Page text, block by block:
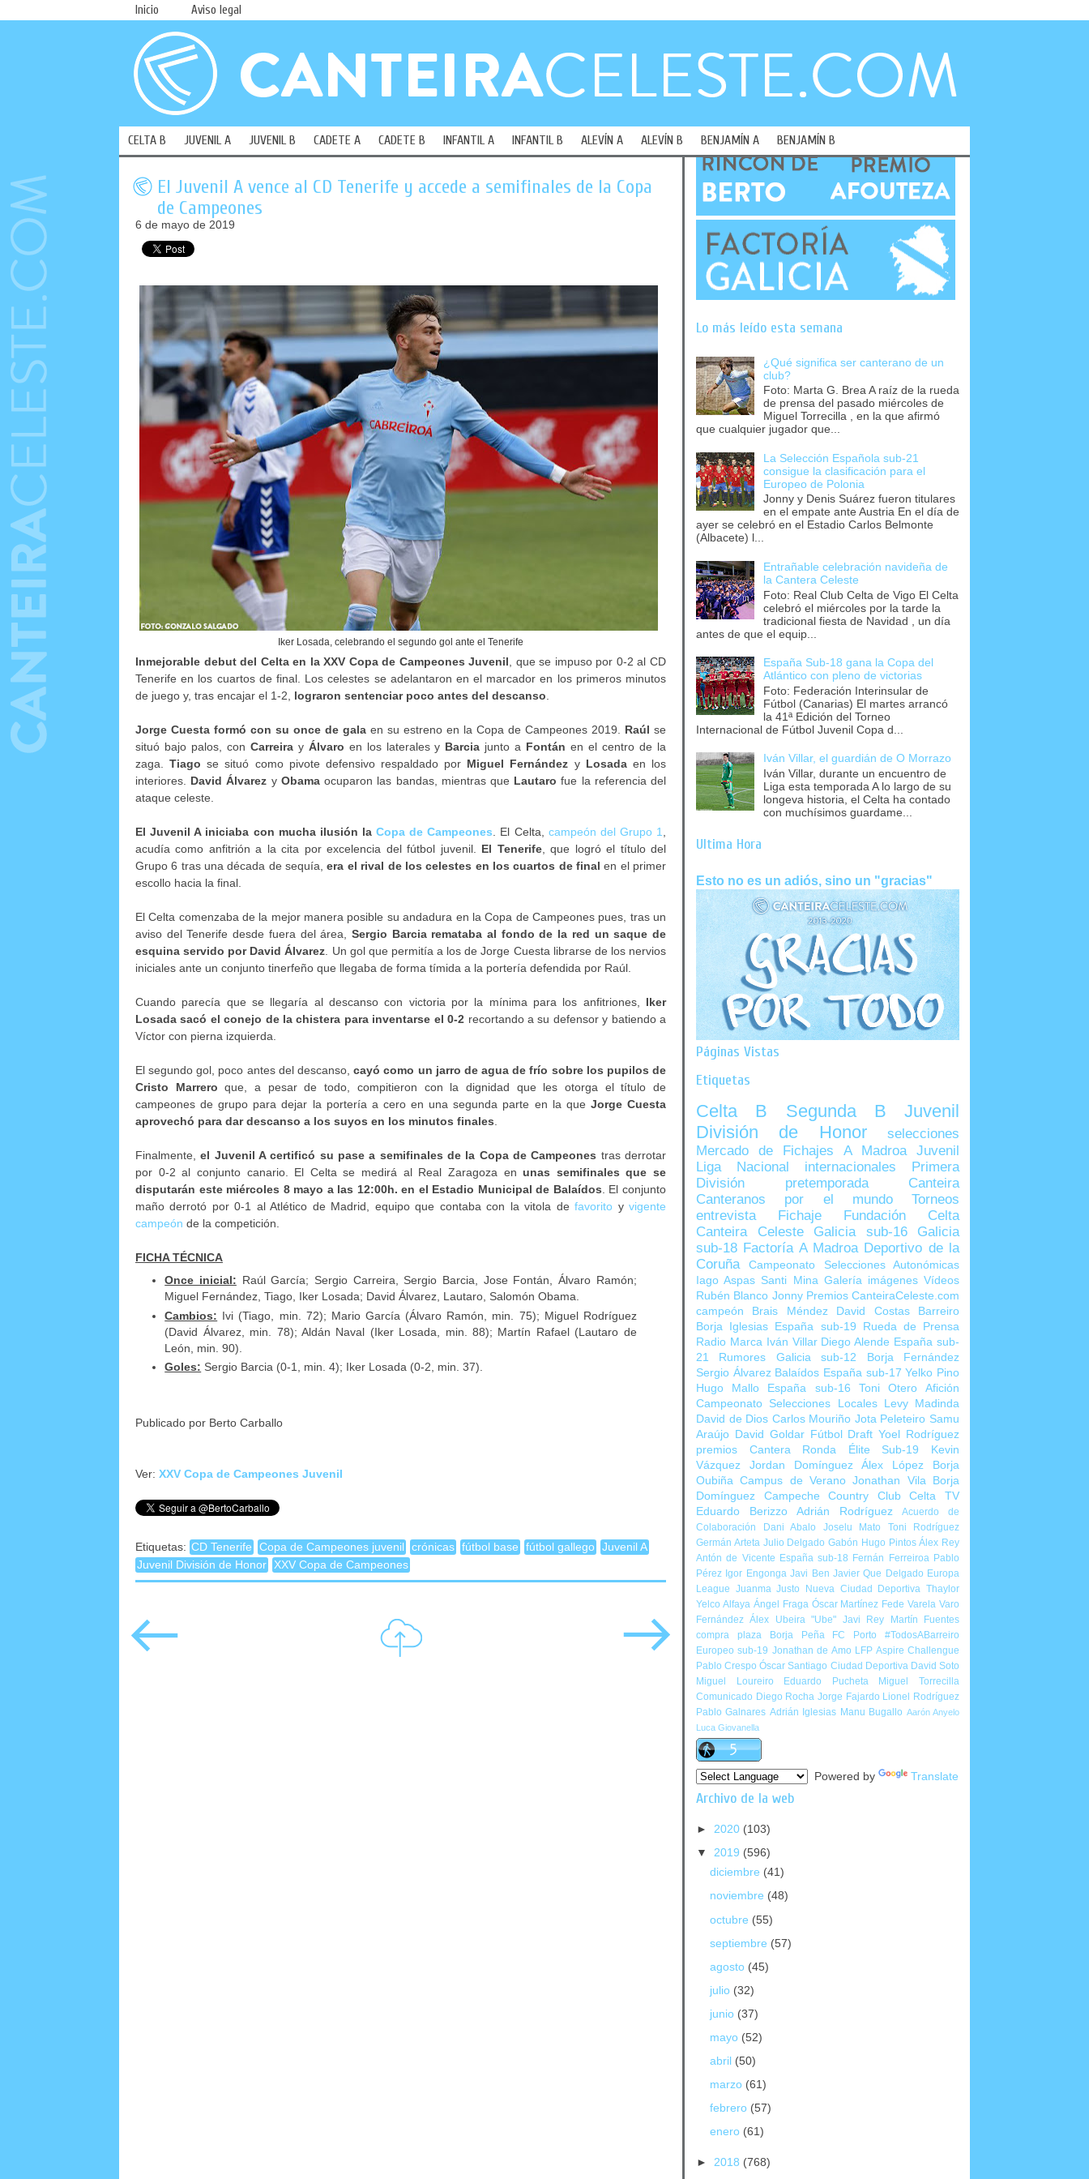
Inicio Aviso legal
CELTA B JUVENIL A JUVENIL B CADETE A CADETE B INFANTIL A INFANTIL B ALEVÍN A ALEVÍN B BENJAMÍN A BENJAMÍN B
El Juvenil A vence al CD Tenerife y accede a semifinales de la Copa
de Campeones
6 de mayo de 2019
Iker Losada, celebrando el segundo gol ante el Tenerife
Inmejorable debut del Celta en la XXV Copa de Campeones Juvenil , que se impuso por 0-2 al CD
Tenerife en los cuartos de final. Los celestes se adelantaron en el marcador en los primeros minutos
de juego y, tras encajar el 1-2, lograron sentenciar poco antes del descanso
Jorge Cuesta formó con su once de gala en su estreno en la Copa de Campeones 2019. Raúl se
situó bajo palos, con Carreiray Álvaro en los laterales y Barcia junto a Fontán en el centro de la
zaga.Tiago se situó como pivote defensivo respaldado por Miguel Fernández y Losadaen los
interiores. David Álvarez y Obamaocuparon las bandas, mientras que Lautaro fue la referencia del
ataque celeste.
El Juvenil A iniciaba con mucha ilusión la Copa de Campeones . El Celta, campeón del Grupo 1
acudía como anfitrión a la cita por excelencia del fútbol juvenil. El Tenerife, que logró el título del
Grupo 6 tras una década de sequía,era el rival de los celestes en los cuartos de final en el primer
escollo hacia la final.
El Celta comenzaba de la mejor manera posible su andadura en la Copa de Campeones pues, tras un
aviso del Tenerife desde fuera del área, Sergio Barcia remataba al fondo de la red un saque de
esquina servido por David Álvarez . Un gol que permitía a los de Jorge Cuesta librarse de los nervios
iniciales ante un conjunto tinerfeño que llegaba de forma tímida a la portería defendida por Raúl.
Cuando parecía que se llegaría al descanso con victoria por la mínima para los anfitriones, Iker
Losada sacó el conejo de la chistera para inventarse el 0-2 recortando a su defensor y batiendo a
Víctor con pierna izquierda.
El segundo gol, poco antes del descanso,cayó como un jarro de agua de frío sobre los pupilos de
Cristo Marrero que, a pesar de todo, compitieron con la dignidad que les otorga el título de
campeones de grupo para dejar la portería a cero en una segunda parte en la que Jorge Cuesta
aprovechó para dar descanso a los suyos en los minutos finales
Finalmente,el Juvenil A certificó su pase a semifinales de la Copa de Campeones tras derrotar
por 0-2 al conjunto canario. El Celta se medirá al Real Zaragoza enunas semifinales que se
disputarán este miércoles 8 mayo a las 12:00h. en el Estadio Municipal de Balaídos . El conjunto
maño derrotó por 0-1 al Atlético de Madrid, equipo que contaba con la vitola defavorito yvigente
campeón de la competición.
FICHA TÉCNICA
Once inicial: Raúl García; Sergio Carreira, Sergio Barcia, Jose Fontán, Álvaro Ramón;
Miguel Fernández, Tiago, Iker Losada; David Álvarez, Lautaro, Salomón Obama.
Cambios: Ivi (Tiago, min. 72); Mario García (Álvaro Ramón, min. 75); Miguel Rodríguez
(David Álvarez, min. 78); Aldán Naval (Iker Losada, min. 88); Martín Rafael (Lautaro de
León, min. 90).
Goles: Sergio Barcia (0-1, min. 4); Iker Losada (0-2, min. 37).
Publicado por Berto Carballo
Ver: XXV Copa de Campeones Juvenil
Etiquetas: CD Tenerife Copa de Campeones juvenil crónicas fútbol base fútbol gallego Juvenil A
Juvenil División de Honor XXV Copa de Campeones
Lo más leído esta semana
¿Qué significa ser canterano de un
club?
Foto: Marta G. Brea A raíz de la rueda
de prensa del pasado miércoles de
Miguel Torrecilla , en la que afirmó
que cualquier jugador que...
La Selección Española sub-21
consigue la clasificación para el
Europeo de Polonia
Jonny y Denis Suárez fueron titulares
en el empate ante Austria En el día de
ayer se celebró en el Estadio Carlos Belmonte
(Albacete) l...
Entrañable celebración navideña de
la Cantera Celeste
Foto: Real Club Celta de Vigo El Celta
celebró el miércoles por la tarde la
tradicional fiesta de Navidad , un día
antes de que el equip...
España Sub-18 gana la Copa del
Atlántico con pleno de victorias
Foto: Federación Interinsular de
Fútbol (Canarias) El martes arrancó
la 41ª Edición del Torneo
Internacional de Fútbol Juvenil Copa d...
Iván Villar, el guardián de O Morrazo
Iván Villar, durante un encuentro de
Liga esta temporada A lo largo de su
longeva historia, el Celta ha contado
con muchísimos guardame...
Última Hora
Esto no es un adiós, sino un "gracias"
Páginas Vistas
Etiquetas
Celta B Segunda B
Juvenil
División de Honor
selecciones
Mercado de Fichajes
A Madroa
Juvenil
Liga Nacional
internacionales
Primera
División
pretemporada
Canteira
Canteranos por el mundo
Torneos
entrevista
Fichaje
Fundación Celta
Canteira Celeste
Galicia sub-16
Galicia
sub-18 Factoría A Madroa Deportivo de la
Coruña
Campeonato Selecciones Autonómicas
Iago Aspas Santi Mina Galería imágenes Vídeos
Rubén Blanco Jonny Premios CanteiraCeleste.com
campeón
Brais Méndez David Costas
Barreiro
Borja Iglesias
España sub-19
Rueda de Prensa
Radio Marca
Iván Villar Diego Alende España sub-
21
Rumores Galicia sub-12
Borja Fernández
Sergio Álvarez Balaídos España sub-17 Yelko Pino
Hugo Mallo
España sub-16 Toni Otero
Afición
Campeonato Selecciones Locales
Levy Madinda
David de Dios Carlos Mouriño Jota Peleteiro Samu
Araújo David Goldar Fútbol Draft Yoel Rodríguez
premios Cantera
Ronda Élite Sub-19
Kevin
Vázquez
Jordan Domínguez Álex López
Borja
Oubiña Campus de Verano Jonathan Vila
Borja
Domínguez
Campeche Country Club
Celta TV
Eduardo Berizzo
Adrián Rodríguez
Acuerdo de
Colaboración
Dani Abalo Joselu Mato
Toni Rodríguez
Germán Arteta Julio Delgado Gabón Hugo Pintos Álex Rey
Antón de Vicente España sub-18 Fernán Ferreiroa Pablo
Pérez Igor Engonga Javi Ben Javier Que Delgado Europa
League Juanma Justo Nueva Ciudad Deportiva Thaylor
Yelco Alfaya Ángel Fraga Óscar Martínez Fede Varela Varo
Fernández Álex Ubeira "Ube" Javi Rey
Martín Fuentes
compra plaza
Borja Peña FC Porto
#TodosABarreiro
Europeo sub-19 Jonathan de Amo LFP Aspire Challengue
Pablo Crespo Óscar Santiago Ciudad Deportiva David Soto
Miguel Loureiro
Eduardo Pucheta
Miguel Torrecilla
Comunicado Diego Rocha Jorge Fajardo Lionel Rodríguez
Pablo Galnares Adrián Iglesias Manu Bugallo Aarón Anyelo
Luca Giovanella
Powered by Translate
Archivo de la web
► 2020 (103)
▼ 2019 (596)
diciembre (41)
noviembre (48)
octubre (55)
septiembre (57)
agosto (45)
julio (32)
junio (37)
mayo (52)
abril (50)
marzo (61)
febrero (57)
enero (61)
► 2018 (768)